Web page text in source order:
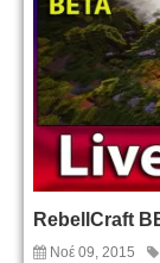
RebellCraft
Νοέ 09, 2015